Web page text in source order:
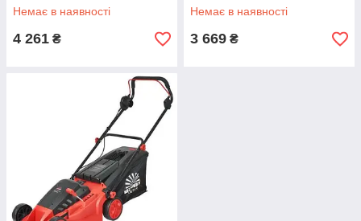
Немає в наявності
4 261 ₴
Немає в наявності
3 669 ₴